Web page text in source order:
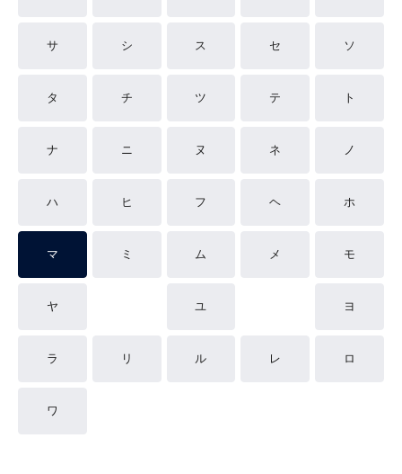
サ シ ス セ ソ
タ チ ツ テ ト
ナ ニ ヌ ネ ノ
ハ ヒ フ ヘ ホ
マ ミ ム メ モ
ヤ ユ ヨ
ラ リ ル レ ロ
ワ